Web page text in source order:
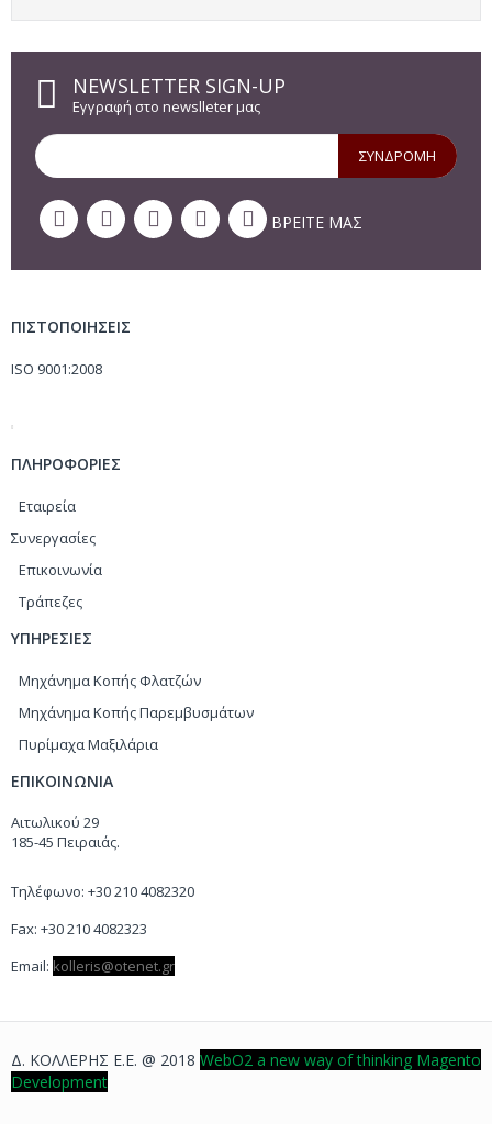
NEWSLETTER SIGN-UP
Εγγραφή στο newslleter μας
ΣΥΝΔΡΟΜΗ
ΒΡΕΙΤΕ ΜΑΣ
ΠΙΣΤΟΠΟΙΗΣΕΙΣ
ISO 9001:2008
ΠΛΗΡΟΦΟΡΙΕΣ
Εταιρεία
Συνεργασίες
Επικοινωνία
Τράπεζες
ΥΠΗΡΕΣΙΕΣ
Μηχάνημα Κοπής Φλατζών
Μηχάνημα Κοπής Παρεμβυσμάτων
Πυρίμαχα Μαξιλάρια
ΕΠΙΚΟΙΝΩΝΙΑ
Αιτωλικού 29
185-45 Πειραιάς.
Τηλέφωνο: +30 210 4082320
Fax: +30 210 4082323
Email: kolleris@otenet.gr
Δ. ΚΟΛΛΕΡΗΣ Ε.Ε. @ 2018 WebO2 a new way of thinking Magento
Development